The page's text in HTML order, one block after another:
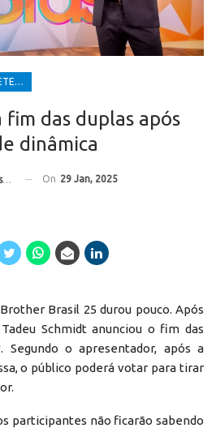
EVENTOS E ENTRETENIMENTOS
fim das duplas após
dinâmica
On 29 Jan, 2025
Brasil 25 durou pouco. Após
Schmidt anunciou o fim das
Segundo o apresentador, após a
o público poderá votar para tirar
participantes não ficarão sabendo